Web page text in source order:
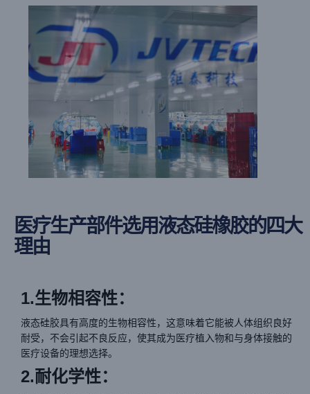
医疗生产部件选用液态硅橡胶的四大
理由
1.生物相容性：
液态硅胶具有高度的生物相容性，这意味着它能被人体组织良好
耐受，不会引起不良反应，使其成为医疗植入物和与身体接触的
医疗设备的理想选择。
2.耐化学性：